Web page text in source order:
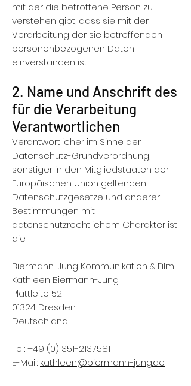
mit der die betroffene Person zu
verstehen gibt, dass sie mit der
Verarbeitung der sie betreffenden
personenbezogenen Daten
einverstanden ist.
2. Name und Anschrift des
für die Verarbeitung
Verantwortlichen
Verantwortlicher im Sinne der
Datenschutz-Grundverordnung,
sonstiger in den Mitgliedstaaten der
Europäischen Union geltenden
Datenschutzgesetze und anderer
Bestimmungen mit
datenschutzrechtlichem Charakter ist
die:
Biermann-Jung Kommunikation & Film
Kathleen Biermann-Jung
Plattleite 52
01324 Dresden
Deutschland
Tel.:+49 (0) 351-2137581
E-Mail: kathleen@biermann-jung.de